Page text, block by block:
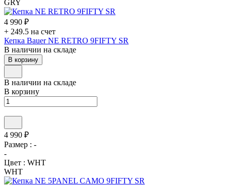
GRY
4 990 ₽
+ 249.5 на счет
Кепка Bauer NE RETRO 9FIFTY SR
В наличии на складе
В корзину
В наличии на складе
В корзину
4 990 ₽
Размер : -
-
Цвет : WHT
WHT